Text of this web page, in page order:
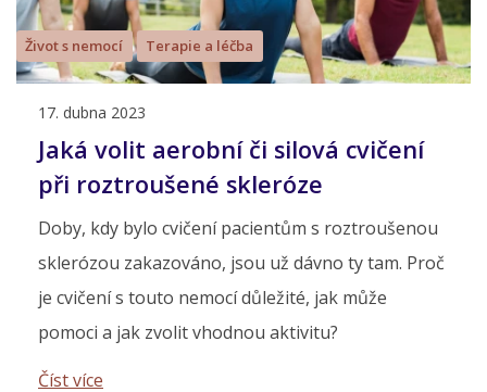
Život s nemocí Terapie a léčba
17. dubna 2023
Jaká volit aerobní či silová cvičení
při roztroušené skleróze
Doby, kdy bylo cvičení pacientům s roztroušenou
sklerózou zakazováno, jsou už dávno ty tam. Proč
je cvičení s touto nemocí důležité, jak může
pomoci a jak zvolit vhodnou aktivitu?
Číst více